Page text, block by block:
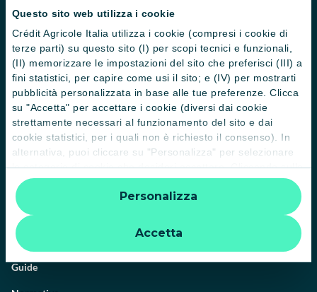
Questo sito web utilizza i cookie
Crédit Agricole Italia utilizza i cookie (compresi i cookie di
terze parti) su questo sito (I) per scopi tecnici e funzionali,
(II) memorizzare le impostazioni del sito che preferisci (III) a
fini statistici, per capire come usi il sito; e (IV) per mostrarti
pubblicità personalizzata in base alle tue preferenze. Clicca
su "Accetta" per accettare i cookie (diversi dai cookie
strettamente necessari al funzionamento del sito e dai
cookie statistici, per i quali non è richiesto il consenso). In
alternativa, puoi cliccare su "Personalizza" per selezionare
le categorie di cookie che desideri accettare. Cliccando sulla
“X” le impostazioni predefinite vengono lasciate invariate e
quindi la navigazione può continuare senza cookie o altri
strumenti di tracciamento diversi da quelli tecnici. Per
ulteriori informazioni:
informativa privacy
Accetta
Personalizza
Il Gruppo
Trova filiali
Contattaci
Successioni
Servizi e pagamenti digitali
News e Magazine
Guide